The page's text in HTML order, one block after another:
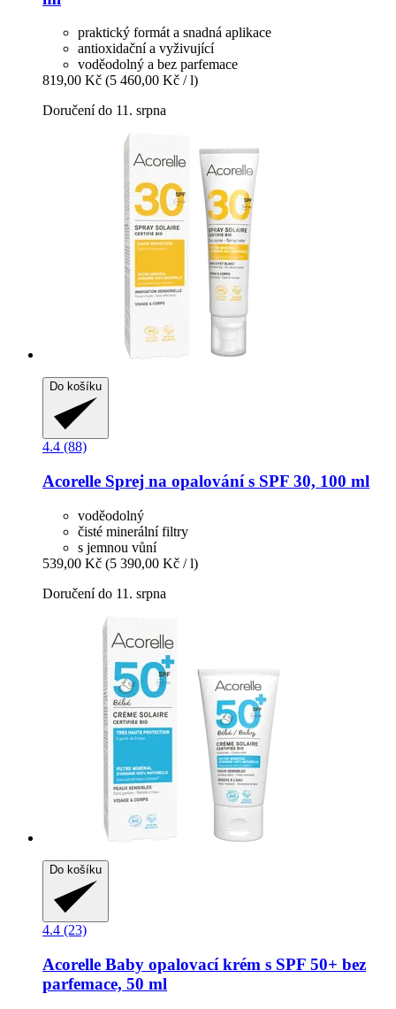
praktický formát a snadná aplikace
antioxidační a vyživující
voděodolný a bez parfemace
819,00 Kč (5 460,00 Kč / l)
Doručení do 11. srpna
Do košíku
4.4 (88)
Acorelle Sprej na opalování s SPF 30, 100 ml
voděodolný
čisté minerální filtry
s jemnou vůní
539,00 Kč (5 390,00 Kč / l)
Doručení do 11. srpna
Do košíku
4.4 (23)
Acorelle Baby opalovací krém s SPF 50+ bez
parfemace, 50 ml